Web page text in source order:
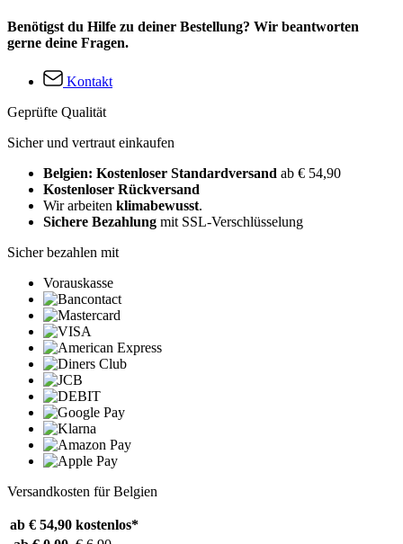
Benötigst du Hilfe zu deiner Bestellung? Wir beantworten
gerne deine Fragen.
Kontakt
Geprüfte Qualität
Sicher und vertraut einkaufen
Belgien: Kostenloser Standardversand ab € 54,90
Kostenloser Rückversand
Wir arbeiten klimabewusst.
Sichere Bezahlung mit SSL-Verschlüsselung
Sicher bezahlen mit
Vorauskasse
Versandkosten für Belgien
ab € 54,90 kostenlos*